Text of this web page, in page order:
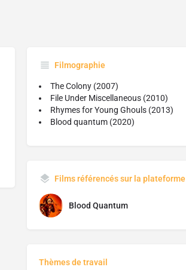
Filmographie
The Colony (2007)
File Under Miscellaneous (2010)
Rhymes for Young Ghouls (2013)
Blood quantum (2020)
Films référencés sur la plateforme
Blood Quantum
Thèmes de travail